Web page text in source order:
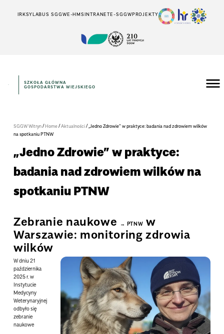
IRKSYLABUS SGGWE-HMSINTRANETE-SGGWPROJEKTY
SZKOŁA GŁÓWNA
GOSPODARSTWA WIEJSKIEGO
SGGW Witryn/Home/Aktualności/„Jedno Zdrowie” w praktyce: badania nad zdrowiem wilków
na spotkaniu PTNW
„Jedno Zdrowie” w praktyce:
badania nad zdrowiem wilków na
spotkaniu PTNW
Zebranie naukowe PTNW w
Warszawie: monitoring zdrowia
wilków
W dniu21
października
2025 r. w
Instytucie
Medycyny
Weterynaryjnej
odbyło się
zebranie
naukowe